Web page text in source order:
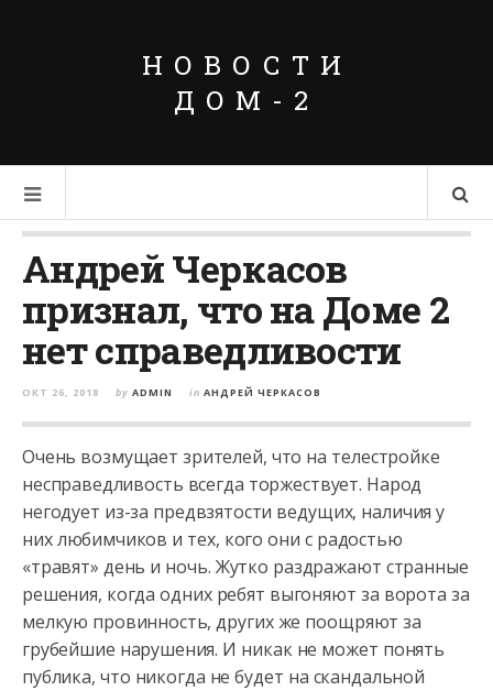
НОВОСТИ
ДОМ-2
Андрей Черкасов
признал, что на Доме 2
нет справедливости
ОКТ 26, 2018 by ADMIN in АНДРЕЙ ЧЕРКАСОВ
Очень возмущает зрителей, что на телестройке
несправедливость всегда торжествует. Народ
негодует из-за предвзятости ведущих, наличия у
них любимчиков и тех, кого они с радостью
«травят» день и ночь. Жутко раздражают странные
решения, когда одних ребят выгоняют за ворота за
мелкую провинность, других же поощряют за
грубейшие нарушения. И никак не может понять
публика, что никогда не будет на скандальной